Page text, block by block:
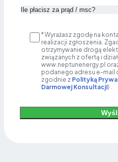
* Wyrażasz zgodę na
realizacji zgłoszenia.
otrzymywanie drogą
związanych z ofertą i
www.neptunenergy.pl
podanego adresu e-mail
zgodnie z Polityką
Darmowej Konsultacji) .